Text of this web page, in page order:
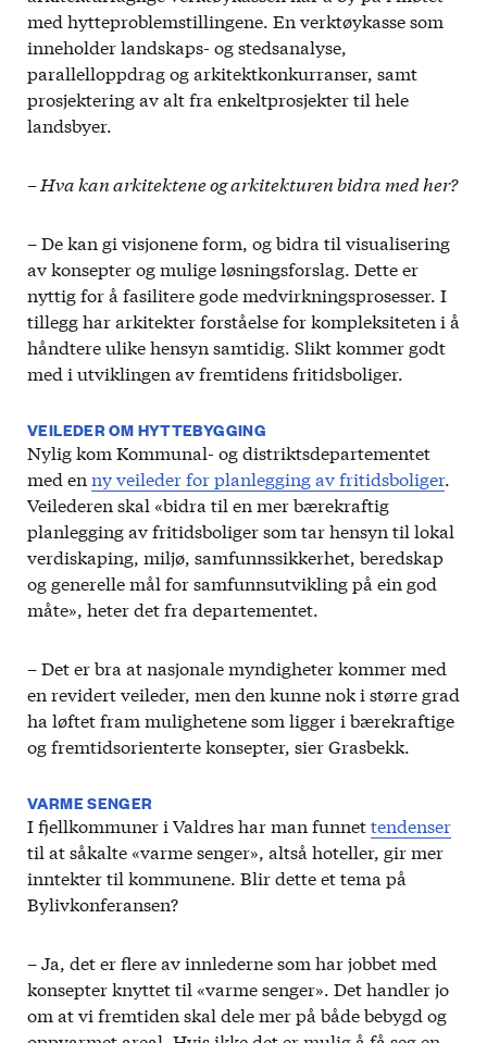
med hytteproblemstillingene. En verktøykasse som
inneholder landskaps- og stedsanalyse,
parallelloppdrag og arkitektkonkurranser, samt
prosjektering av alt fra enkeltprosjekter til hele
landsbyer.
– Hva kan arkitektene og arkitekturen bidra med her?
– De kan gi visjonene form, og bidra til visualisering
av konsepter og mulige løsningsforslag. Dette er
nyttig for å fasilitere gode medvirkningsprosesser. I
tillegg har arkitekter forståelse for kompleksiteten i å
håndtere ulike hensyn samtidig. Slikt kommer godt
med i utviklingen av fremtidens fritidsboliger.
VEILEDER OM HYTTEBYGGING
Nylig kom Kommunal- og distriktsdepartementet
med en ny veileder for planlegging av fritidsboliger.
Veilederen skal «bidra til en mer bærekraftig
planlegging av fritidsboliger som tar hensyn til lokal
verdiskaping, miljø, samfunnssikkerhet, beredskap
og generelle mål for samfunnsutvikling på ein god
måte», heter det fra departementet.
– Det er bra at nasjonale myndigheter kommer med
en revidert veileder, men den kunne nok i større grad
ha løftet fram mulighetene som ligger i bærekraftige
og fremtidsorienterte konsepter, sier Grasbekk.
VARME SENGER
I fjellkommuner i Valdres har man funnettendenser
til at såkalte «varme senger», altså hoteller, gir mer
inntekter til kommunene. Blir dette et tema på
Bylivkonferansen?
– Ja, det er flere av innlederne som har jobbet med
konsepter knyttet til «varme senger». Det handler jo
om at vi fremtiden skal dele mer på både bebygd og